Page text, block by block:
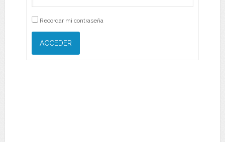
Recordar mi contraseña
ACCEDER